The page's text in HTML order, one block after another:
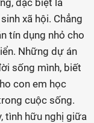
xã hội. Chẳng
tín dụng nhỏ cho
Những dự án
sống mình, biết
con em học
cuộc sống.
tình hữu nghị giữa